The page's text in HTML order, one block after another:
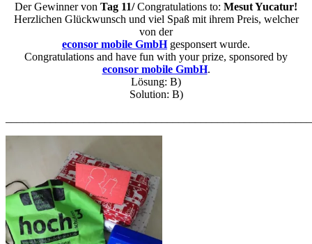
Der Gewinner von Tag 11/Congratulations to: Mesut Yucatur!
Herzlichen Glückwunsch und viel Spaß mit ihrem Preis, welcher
von der
econsor mobile GmbHgesponsert wurde.
Congratulations and have fun with your prize, sponsored by
econsor mobile GmbH.
Lösung: B)
Solution: B)